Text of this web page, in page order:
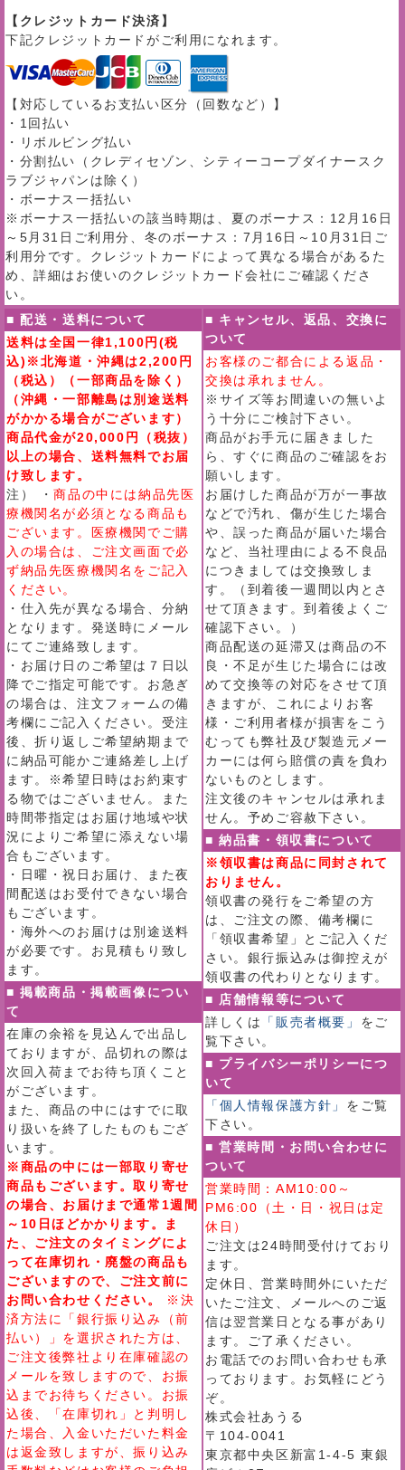
【クレジットカード決済】
下記クレジットカードがご利用になれます。
【対応しているお支払い区分（回数など）】
・1回払い
・リボルビング払い
・分割払い（クレディセゾン、シティーコープダイナースク
ラブジャパンは除く）
・ボーナス一括払い
※ボーナス一括払いの該当時期は、夏のボーナス：12月16日
～5月31日ご利用分、冬のボーナス：7月16日～10月31日ご
利用分です。クレジットカードによって異なる場合があるた
め、詳細はお使いのクレジットカード会社にご確認くださ
い。
■ 配送・送料について
送料は全国一律1,100円(税
込)※北海道・沖縄は2,200円
（税込）（一部商品を除く）
（沖縄・一部離島は別途送料
がかかる場合がございます）
商品代金が20,000円（税抜）
以上の場合、送料無料でお届
け致します。
注） ・商品の中には納品先医
療機関名が必須となる商品も
ございます。医療機関でご購
入の場合は、ご注文画面で必
ず納品先医療機関名をご記入
ください。
・仕入先が異なる場合、分納
となります。発送時にメール
にてご連絡致します。
・お届け日のご希望は７日以
降でご指定可能です。お急ぎ
の場合は、注文フォームの備
考欄にご記入ください。受注
後、折り返しご希望納期まで
に納品可能かご連絡差し上げ
ます。※希望日時はお約束す
る物ではございません。また
時間帯指定はお届け地域や状
況によりご希望に添えない場
合もございます。
・日曜・祝日お届け、また夜
間配送はお受付できない場合
もございます。
・海外へのお届けは別途送料
が必要です。お見積もり致し
ます。
■ 掲載商品・掲載画像につい
て
在庫の余裕を見込んで出品し
ておりますが、品切れの際は
次回入荷までお待ち頂くこと
がございます。
また、商品の中にはすでに取
り扱いを終了したものもござ
います。
※商品の中には一部取り寄せ
商品もございます。取り寄せ
の場合、お届けまで通常1週間
～10日ほどかかります。ま
た、ご注文のタイミングによ
って在庫切れ・廃盤の商品も
ございますので、ご注文前に
お問い合わせください。
※決
済方法に「銀行振り込み（前
払い）」を選択された方は、
ご注文後弊社より在庫確認の
メールを致しますので、お振
込までお待ちください。お振
込後、「在庫切れ」と判明し
た場合、入金いただいた料金
は返金致しますが、振り込み
■ キャンセル、返品、交換に
ついて
お客様のご都合による返品・
交換は承れません。
※サイズ等お間違いの無いよ
う十分にご検討下さい。
商品がお手元に届きました
ら、すぐに商品のご確認をお
願いします。
お届けした商品が万が一事故
などで汚れ、傷が生じた場合
や、誤った商品が届いた場合
など、当社理由による不良品
につきましては交換致しま
す。（到着後一週間以内とさ
せて頂きます。到着後よくご
確認下さい。）
商品配送の延滞又は商品の不
良・不足が生じた場合には改
めて交換等の対応をさせて頂
きますが、これによりお客
様・ご利用者様が損害をこう
むっても弊社及び製造元メー
カーには何ら賠償の責を負わ
ないものとします。
注文後のキャンセルは承れま
せん。予めご容赦下さい。
■ 納品書・領収書について
※領収書は商品に同封されて
おりません。
領収書の発行をご希望の方
は、ご注文の際、備考欄に
「領収書希望」とご記入くだ
さい。銀行振込みは御控えが
領収書の代わりとなります。
■ 店舗情報等について
詳しくは
「販売者概要」 をご
覧下さい。
■ プライバシーポリシーにつ
いて
「個人情報保護方針」 をご覧
下さい。
■ 営業時間・お問い合わせに
ついて
営業時間：AM10:00～
PM6:00（土・日・祝日は定
休日）
ご注文は24時間受付けており
ます。
定休日、営業時間外にいただ
いたご注文、メールへのご返
信は翌営業日となる事があり
ます。ご了承ください。
お電話でのお問い合わせも承
っております。お気軽にどう
ぞ。
株式会社あうる
〒104-0041
東京都中央区新富1-4-5 東銀